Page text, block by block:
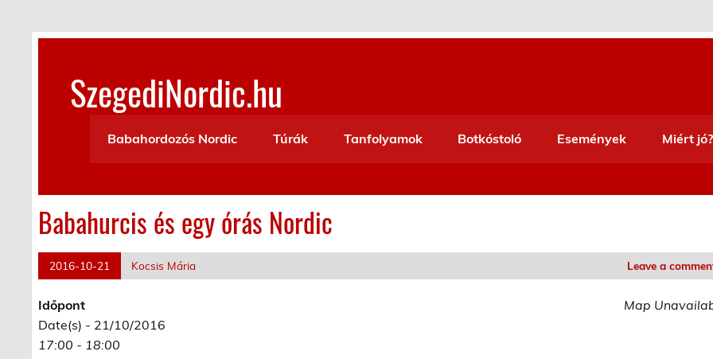
content
SzegediNordic.hu
Babahordozós Nordic
Túrák Tanfolyamok Botkóstoló Események Miért jó?
Babahurcis és egy órás Nordic
2016-10-21 Kocsis Mária Leave a
Map
Időpont
Date(s) - 21/10/2016
17:00 - 18:00